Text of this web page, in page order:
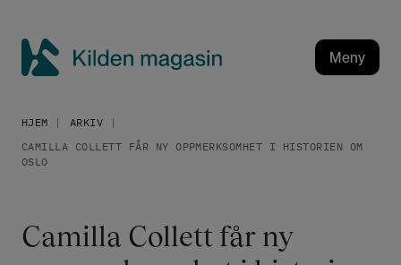
d
m
a
Meny
HJEM
ARKIV
CAMILLA COLLETT FÅR NY OPPMERKSOMHET I HISTORIEN OM
OSLO
Camilla Collett får ny